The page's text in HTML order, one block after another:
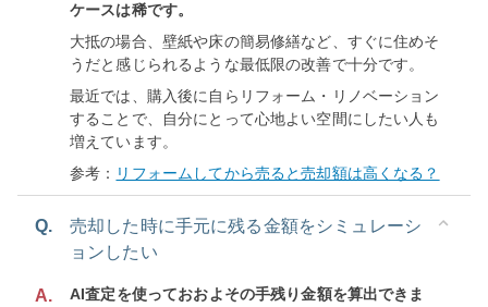
ケースは稀です。
大抵の場合、壁紙や床の簡易修繕など、すぐに住めそ
うだと感じられるような最低限の改善で十分です。
最近では、購入後に自らリフォーム・リノベーション
することで、自分にとって心地よい空間にしたい人も
増えています。
参考： リフォームしてから売ると売却額は高くなる？
Q.
売却した時に手元に残る金額をシミュレーシ
ョンしたい
A.
AI査定を使っておおよその手残り金額を算出できま